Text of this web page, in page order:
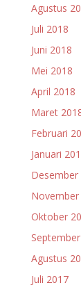
Agustus
Juli 2018
Juni 2018
Mei 2018
April 2018
Maret
Februari
Januari
Desember
Oktober
Agustus
Juli 2017